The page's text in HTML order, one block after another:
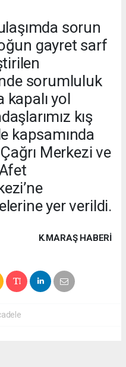
sorun
gayret sarf
sorumluluk
kapalı yol
kış
kapsamında
Merkezi ve
yer verildi.
K.MARAŞ HABERİ